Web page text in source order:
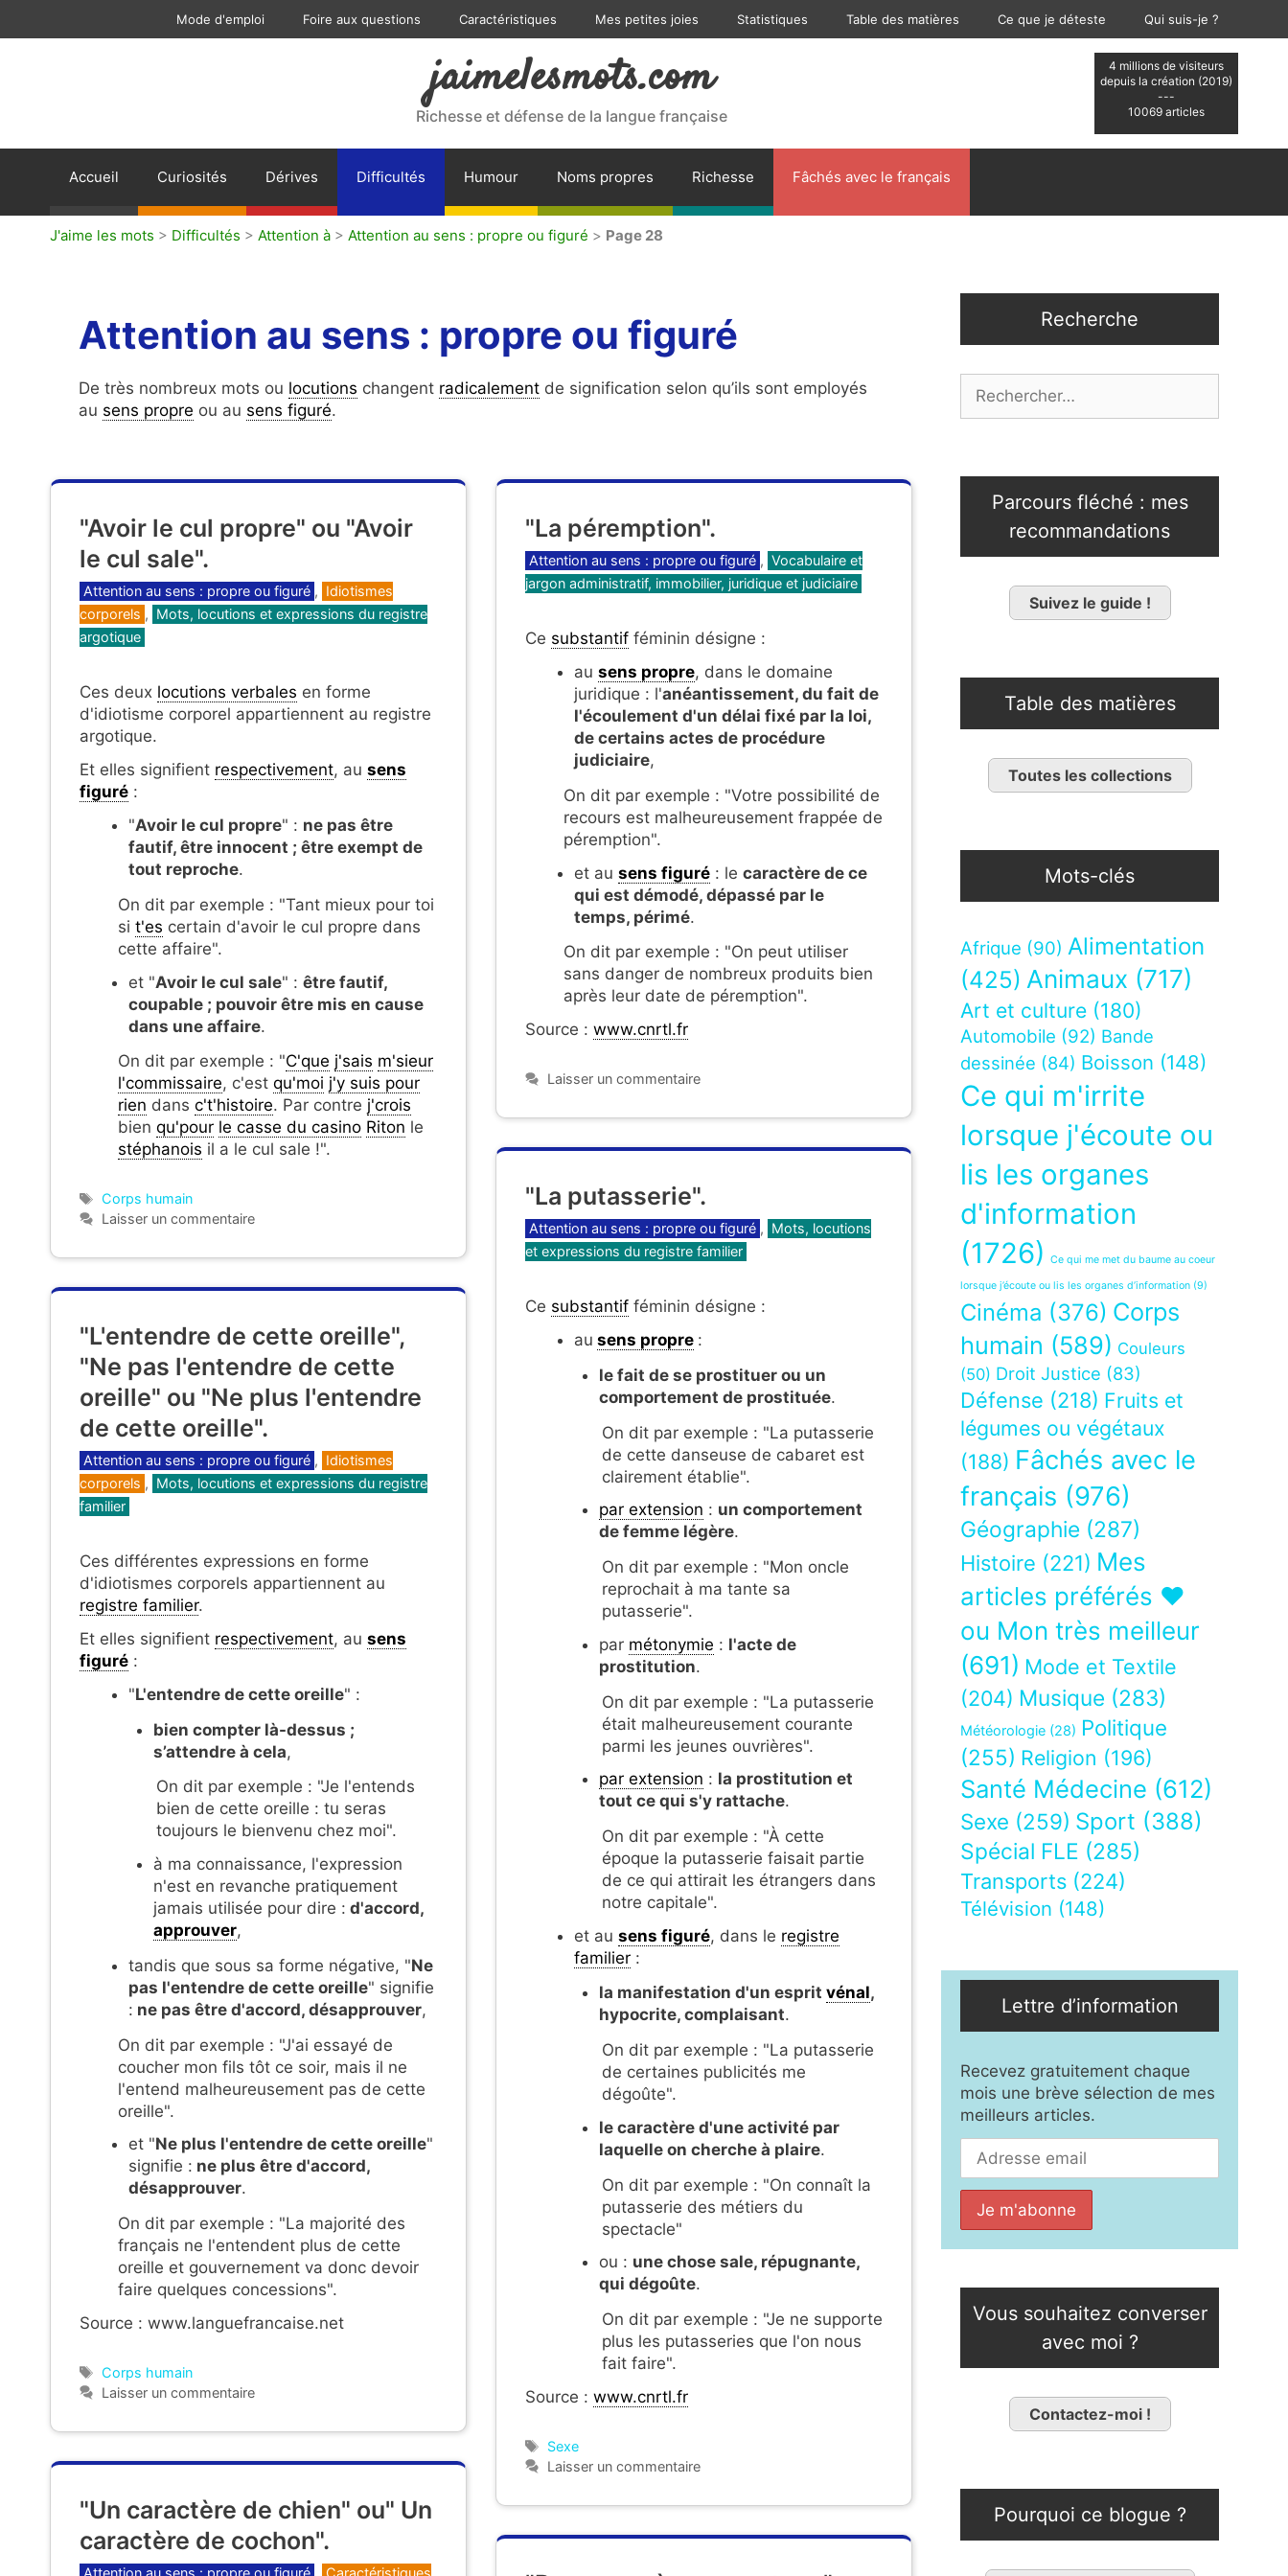
Mode d'emploi Foire aux questions Caractéristiques Mes petites joies Statistiques Table des matières Ce que je déteste Qui suis-je ?
4 millions de visiteurs
depuis la création (2019)
---
10069 articles
jaimelesmots.com
Richesse et défense de la langue française
Accueil Curiosités Dérives Difficultés Humour Noms propres Richesse Fâchés avec le français
J'aime les mots > Difficultés > Attention à > Attention au sens : propre ou figuré > Page 28
Attention au sens : propre ou figuré
De très nombreux mots ou locutions changent radicalement de signification selon qu’ils sont employés
au sens propre ou au sens figuré.
"Avoir le cul propre" ou "Avoir
le cul sale".
Catégories
Attention au sens : propre ou figuré , Idiotismes
corporels , Mots, locutions et expressions du registre
argotique
Ces deux locutions verbales en forme
d'idiotisme corporel appartiennent au registre
argotique.
Et elles signifient respectivement, au sens
figuré :
"Avoir le cul propre" : ne pas être
fautif, être innocent ; être exempt de
tout reproche.
On dit par exemple : "Tant mieux pour toi
si t'es certain d'avoir le cul propre dans
cette affaire".
et "Avoir le cul sale" : être fautif,
coupable ; pouvoir être mis en cause
dans une affaire.
On dit par exemple : "C'que j'sais m'sieur
l'commissaire, c'est qu'moi j'y suis pour
rien dans c't'histoire. Par contre j'crois
bien qu'pour le casse du casino Riton le
stéphanois il a le cul sale !".
Étiquettes
Corps humain
Laisser un commentaire
"La péremption".
Catégories
Attention au sens : propre ou figuré , Vocabulaire et
jargon administratif, immobilier, juridique et judiciaire
Ce substantif féminin désigne :
au sens propre, dans le domaine
juridique : l'anéantissement, du fait de
l'écoulement d'un délai fixé par la loi,
de certains actes de procédure
judiciaire,
On dit par exemple : "Votre possibilité de
recours est malheureusement frappée de
péremption".
et au sens figuré : le caractère de ce
qui est démodé, dépassé par le
temps, périmé.
On dit par exemple : "On peut utiliser
sans danger de nombreux produits bien
après leur date de péremption".
Source : www.cnrtl.fr
Laisser un commentaire
"La putasserie".
Catégories
Attention au sens : propre ou figuré , Mots, locutions
et expressions du registre familier
Ce substantif féminin désigne :
au sens propre :
le fait de se prostituer ou un
comportement de prostituée.
On dit par exemple : "La putasserie
de cette danseuse de cabaret est
clairement établie".
par extension : un comportement
de femme légère.
On dit par exemple : "Mon oncle
reprochait à ma tante sa
putasserie".
par métonymie : l'acte de
prostitution.
On dit par exemple : "La putasserie
était malheureusement courante
parmi les jeunes ouvrières".
par extension : la prostitution et
tout ce qui s'y rattache.
On dit par exemple : "À cette
époque la putasserie faisait partie
de ce qui attirait les étrangers dans
notre capitale".
et au sens figuré, dans le registre
familier :
la manifestation d'un esprit vénal,
hypocrite, complaisant.
On dit par exemple : "La putasserie
de certaines publicités me
dégoûte".
le caractère d'une activité par
laquelle on cherche à plaire.
On dit par exemple : "On connaît la
putasserie des métiers du
spectacle"
ou : une chose sale, répugnante,
qui dégoûte.
On dit par exemple : "Je ne supporte
plus les putasseries que l'on nous
fait faire".
Source : www.cnrtl.fr
Étiquettes
Sexe
Laisser un commentaire
"L'entendre de cette oreille",
"Ne pas l'entendre de cette
oreille" ou "Ne plus l'entendre
de cette oreille".
Catégories
Attention au sens : propre ou figuré , Idiotismes
corporels , Mots, locutions et expressions du registre
familier
Ces différentes expressions en forme
d'idiotismes corporels appartiennent au
registre familier.
Et elles signifient respectivement, au sens
figuré :
"L'entendre de cette oreille" :
bien compter là-dessus ;
s’attendre à cela,
On dit par exemple : "Je l'entends
bien de cette oreille : tu seras
toujours le bienvenu chez moi".
à ma connaissance, l'expression
n'est en revanche pratiquement
jamais utilisée pour dire : d'accord,
approuver,
tandis que sous sa forme négative, "Ne
pas l'entendre de cette oreille" signifie
: ne pas être d'accord, désapprouver,
On dit par exemple : "J'ai essayé de
coucher mon fils tôt ce soir, mais il ne
l'entend malheureusement pas de cette
oreille".
et "Ne plus l'entendre de cette oreille"
signifie : ne plus être d'accord,
désapprouver.
On dit par exemple : "La majorité des
français ne l'entendent plus de cette
oreille et gouvernement va donc devoir
faire quelques concessions".
Source : www.languefrancaise.net
Étiquettes
Corps humain
Laisser un commentaire
"Un caractère de chien" ou" Un
caractère de cochon".
Catégories
Attention au sens : propre ou figuré , Caractéristiques
Recherche
Parcours fléché : mes
recommandations
Suivez le guide !
Table des matières
Toutes les collections
Mots-clés
Afrique (90) Alimentation
(425) Animaux (717)
Art et culture (180)
Automobile (92) Bande
dessinée (84) Boisson (148)
Ce qui m'irrite
lorsque j'écoute ou
lis les organes
d'information
(1726)
Ce qui me met du baume au coeur
lorsque j’écoute ou lis les organes d’information (9)
Cinéma (376) Corps
humain (589) Couleurs
(50) Droit Justice (83)
Défense (218) Fruits et
légumes ou végétaux
(188) Fâchés avec le
français (976)
Géographie (287)
Histoire (221) Mes
articles préférés ❤
ou Mon très meilleur
(691) Mode et Textile
(204) Musique (283)
Météorologie (28) Politique
(255) Religion (196)
Santé Médecine (612)
Sexe (259) Sport (388)
Spécial FLE (285)
Transports (224)
Télévision (148)
Lettre d’information
Recevez gratuitement chaque
mois une brève sélection de mes
meilleurs articles.
Vous souhaitez converser
avec moi ?
Contactez-moi !
Pourquoi ce blogue ?